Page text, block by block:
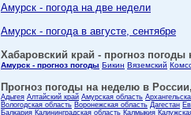
Амурск - погода на две недели
Амурск - погода в августе, сентябре
Хабаровский край - прогноз погоды
Амурск - прогноз погоды Бикин Вяземский
Прогноз погоды на неделю в
Адыгея Алтайский край Амурская область
Вологодская область Воронежская область Дагестан
Балкария Калининградская область Калмыкия